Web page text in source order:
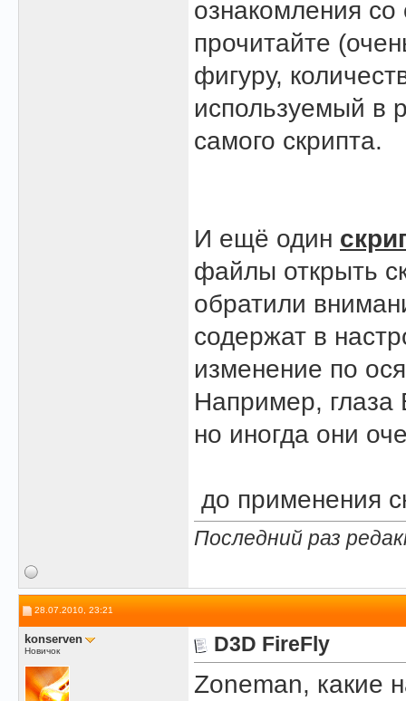
ознакомления со
прочитайте
фигуру,
используемый в
самого скрипта.
И ещё один
файлы открыть
обратили
содержат в
изменение по
Например, глаза
но иногда они
до применения
Последний раз
28.07.2010, 23:21
konserven
Новичок D3D FireFly
Zoneman, какие